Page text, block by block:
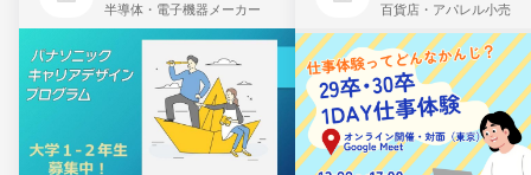
半導体・電子機器メーカー 百貨店・アパレル小売